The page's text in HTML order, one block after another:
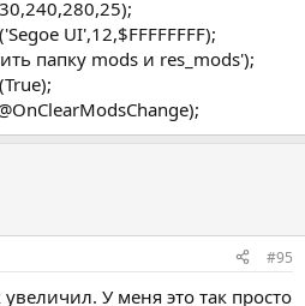
UI',12,$FFFFFFFF);
папку mods и res_mods');
#95
увеличил. У меня это так просто